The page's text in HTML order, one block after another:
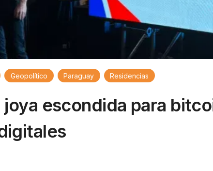
Geopolítico Paraguay Residencias
joya escondida para